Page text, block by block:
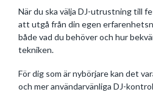
När du ska välja DJ-utrustning till
att utgå från din egen
både vad du behöver och hur
tekniken.
För dig som är nybörjare kan det
och mer användarvänliga DJ-